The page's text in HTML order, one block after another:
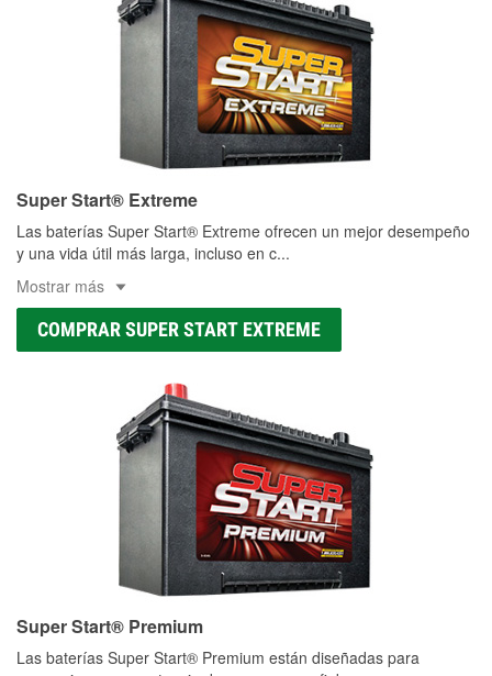
Super Start® Extreme
Las baterías Super Start® Extreme ofrecen un mejor desempeño
y una vida útil más larga, incluso en c...
Mostrar más
COMPRAR SUPER START EXTREME
Super Start® Premium
Las baterías Super Start® Premium están diseñadas para